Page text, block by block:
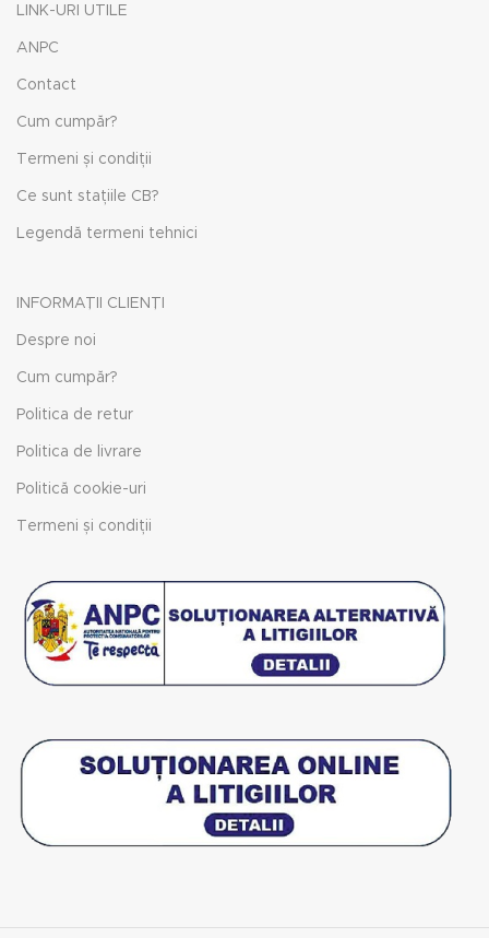
LINK-URI UTILE
ANPC
Contact
Cum cumpăr?
Termeni și condiții
Ce sunt stațiile CB?
Legendă termeni tehnici
INFORMAȚII CLIENȚI
Despre noi
Cum cumpăr?
Politica de retur
Politica de livrare
Politică cookie-uri
Termeni și condiții